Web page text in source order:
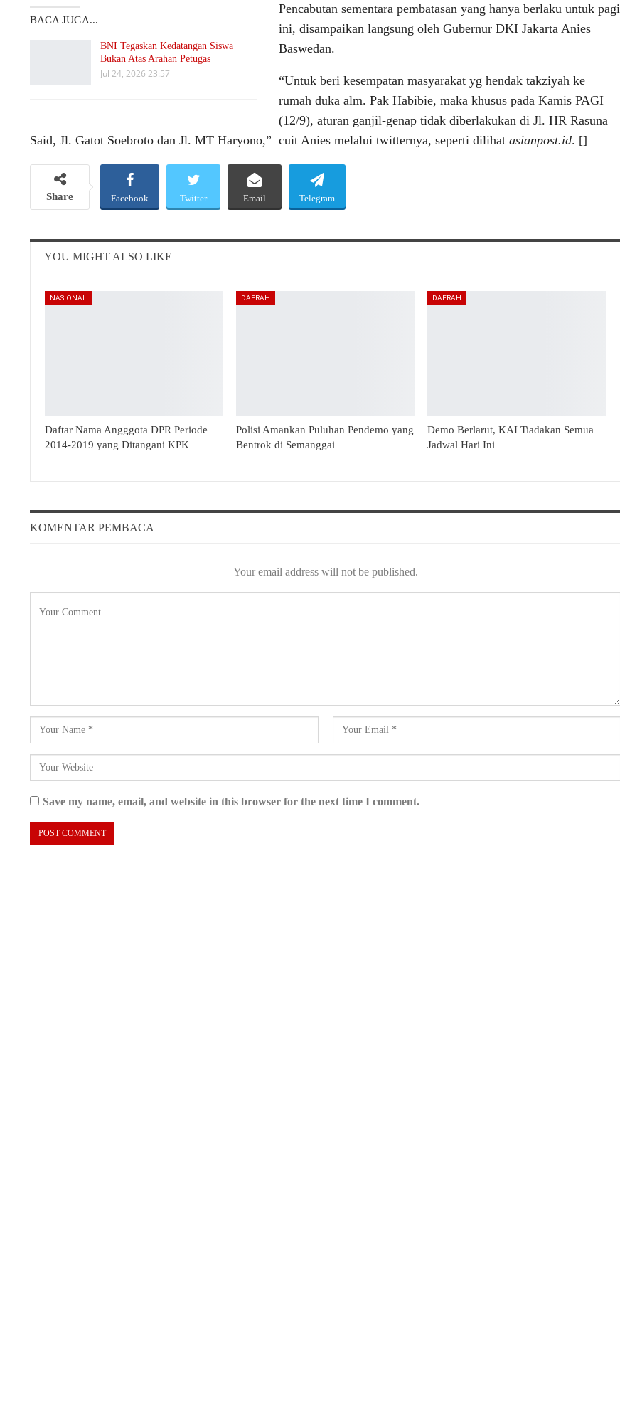
BACA JUGA...
BNI Tegaskan Kedatangan Siswa
Bukan Atas Arahan Petugas
Jul 24, 2026 23:57
Pencabutan sementara pembatasan yang hanya berlaku untuk pagi
ini, disampaikan langsung oleh Gubernur DKI Jakarta Anies
Baswedan.
“Untuk beri kesempatan masyarakat yg hendak takziyah ke
rumah duka alm. Pak Habibie, maka khusus pada Kamis PAGI
(12/9), aturan ganjil-genap tidak diberlakukan di Jl. HR Rasuna
Said, Jl. Gatot Soebroto dan Jl. MT Haryono,” cuit Anies melalui twitternya, seperti dilihat asianpost.id. []
Share Facebook Twitter Email Telegram
YOU MIGHT ALSO LIKE
NASIONAL
Daftar Nama Angggota DPR Periode
2014-2019 yang Ditangani KPK
DAERAH
Polisi Amankan Puluhan Pendemo yang
Bentrok di Semanggai
DAERAH
Demo Berlarut, KAI Tiadakan Semua
Jadwal Hari Ini
KOMENTAR PEMBACA
Your email address will not be published.
Save my name, email, and website in this browser for the next time I comment.